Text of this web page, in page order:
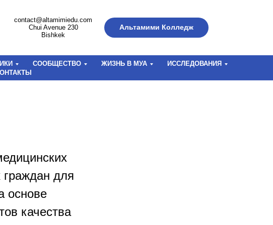
contact@altamimiedu.com
Chui Avenue 230
Bishkek
Альтамими Колледж
СООБЩЕСТВО ЖИЗНЬ В МУА
ИССЛЕДОВАНИЯ
граждан для
основе
качества